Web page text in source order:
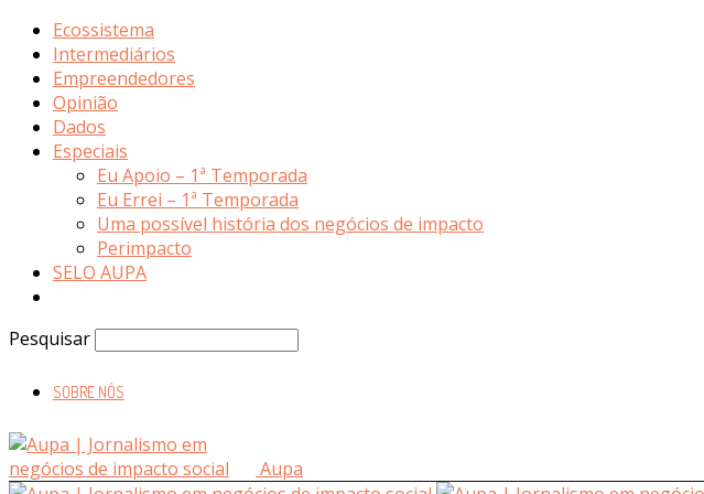
Ecossistema
Intermediários
Empreendedores
Opinião
Dados
Especiais
Eu Apoio – 1ª Temporada
Eu Errei – 1ª Temporada
Uma possível história dos negócios de impacto
Perimpacto
SELO AUPA
Pesquisar
SOBRE NÓS
Aupa